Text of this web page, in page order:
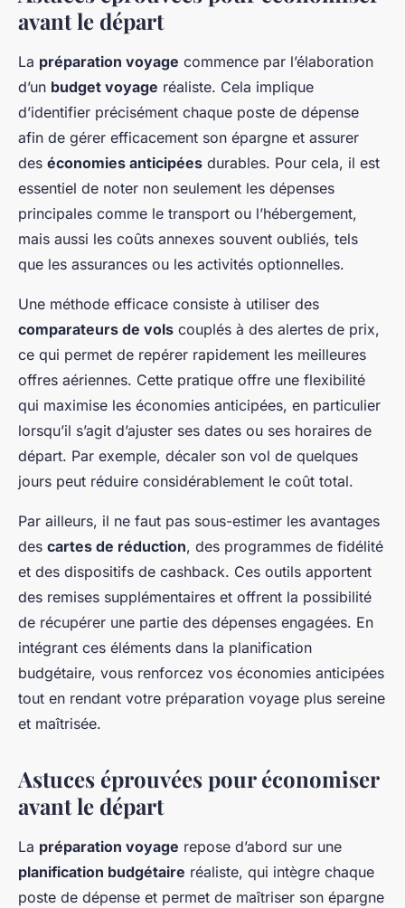
avant le départ
La préparation voyage commence par l’élaboration
d’un budget voyage réaliste. Cela implique
d’identifier précisément chaque poste de dépense
afin de gérer efficacement son épargne et assurer
des économies anticipées durables. Pour cela, il est
essentiel de noter non seulement les dépenses
principales comme le transport ou l’hébergement,
mais aussi les coûts annexes souvent oubliés, tels
que les assurances ou les activités optionnelles.
Une méthode efficace consiste à utiliser des
comparateurs de vols couplés à des alertes de prix,
ce qui permet de repérer rapidement les meilleures
offres aériennes. Cette pratique offre une flexibilité
qui maximise les économies anticipées, en particulier
lorsqu’il s’agit d’ajuster ses dates ou ses horaires de
départ. Par exemple, décaler son vol de quelques
jours peut réduire considérablement le coût total.
Par ailleurs, il ne faut pas sous-estimer les avantages
des cartes de réduction, des programmes de fidélité
et des dispositifs de cashback. Ces outils apportent
des remises supplémentaires et offrent la possibilité
de récupérer une partie des dépenses engagées. En
intégrant ces éléments dans la planification
budgétaire, vous renforcez vos économies anticipées
tout en rendant votre préparation voyage plus sereine
et maîtrisée.
Astuces éprouvées pour économiser
avant le départ
La préparation voyage repose d’abord sur une
planification budgétaire réaliste, qui intègre chaque
poste de dépense et permet de maîtriser son épargne